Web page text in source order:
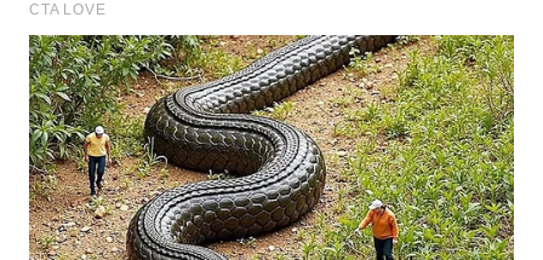
TAPANULI
TENGAH
WN DELI
SERDANG
WN
TEBING
TINGGI